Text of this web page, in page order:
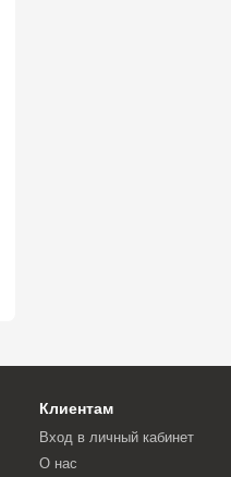
Клиентам
Вход в личный кабинет
О нас